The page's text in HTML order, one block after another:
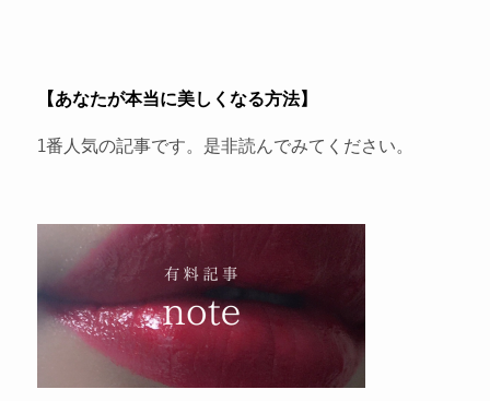
【あなたが本当に美しくなる方法】
1番人気の記事です。是非読んでみてください。